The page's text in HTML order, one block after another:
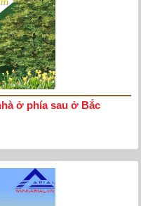
ở phía sau ở Bắc